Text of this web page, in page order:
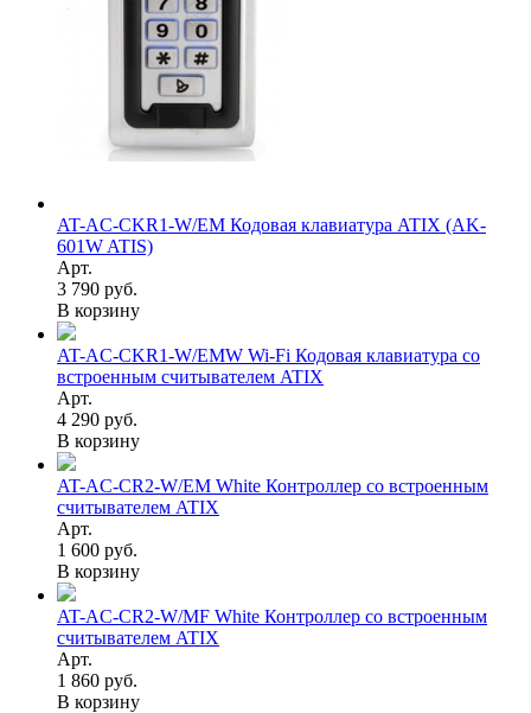
AT-AC-CKR1-W/EM Кодовая клавиатура ATIX (AK-
601W ATIS)
Арт.
3 790 руб.
В корзину
AT-AC-CKR1-W/EMW Wi-Fi Кодовая клавиатура со
встроенным считывателем ATIX
Арт.
4 290 руб.
В корзину
AT-AC-CR2-W/EM White Контроллер со встроенным
считывателем ATIX
Арт.
1 600 руб.
В корзину
AT-AC-CR2-W/MF White Контроллер со встроенным
считывателем ATIX
Арт.
1 860 руб.
В корзину